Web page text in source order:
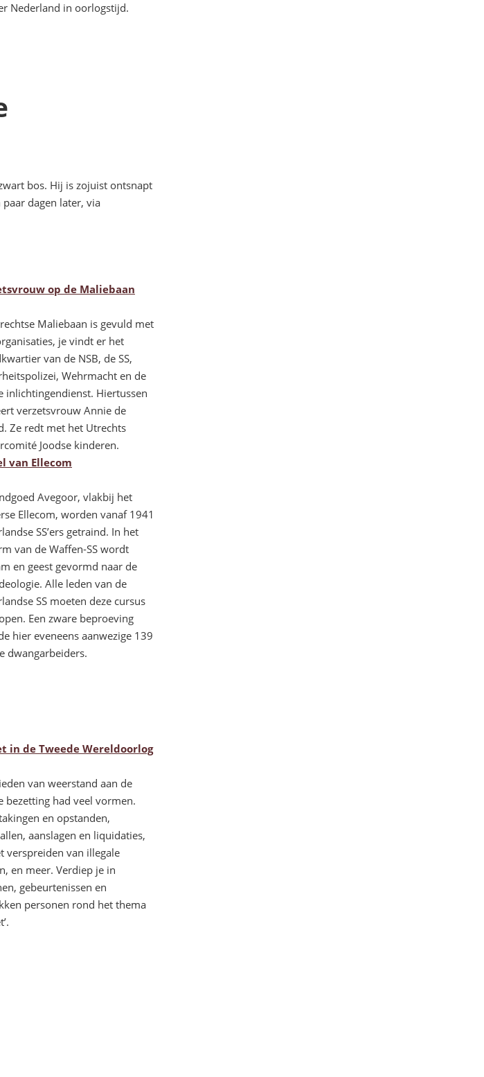
Nederland in oorlogstijd.
bos. Hij is zojuist ontsnapt
dagen later, via
op de Maliebaan
Maliebaan is gevuld met
je vindt er het
van de NSB, de SS,
Wehrmacht en de
inlichtingendienst. Hiertussen
verzetsvrouw Annie de
Ze redt met het Utrechts
Joodse kinderen.
van Ellecom
Avegoor, vlakbij het
Ellecom, worden vanaf 1941
SS’ers getraind. In het
van de Waffen-SS wordt
en geest gevormd naar de
Alle leden van de
SS moeten deze cursus
Een zware beproeving
hier eveneens aanwezige 139
dwangarbeiders.
in de Tweede Wereldoorlog
van weerstand aan de
bezetting had veel vormen.
en opstanden,
aanslagen en liquidaties,
verspreiden van illegale
en meer. Verdiep je in
gebeurtenissen en
personen rond het thema